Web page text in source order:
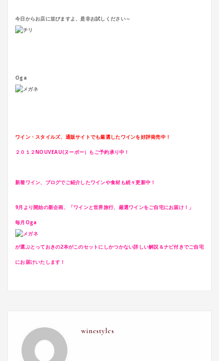
今日からお店に並びますよ、是非お試しください～
Oga
ワイン・スタイルズ、通販サイトでも厳選したワインを好評発売中！
２０１２NOUVEAU(ヌーボー）もご予約承り中！
新着ワイン、ブログでご紹介したワインや食材も続々更新中！
9月より開始の新企画、「ワインと世界旅行、厳選ワインをご自宅にお届け！」
毎月Oga
が選ぶとっておきの2本がこのセットにしかつかない詳しい解説＆ナビ付きでご自宅
にお届けいたします！
winestyles